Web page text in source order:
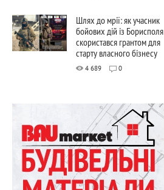
Шлях до мрії: як учасник
бойових дій із Борисполя
скористався грантом для
старту власного бізнесу
4 689 0